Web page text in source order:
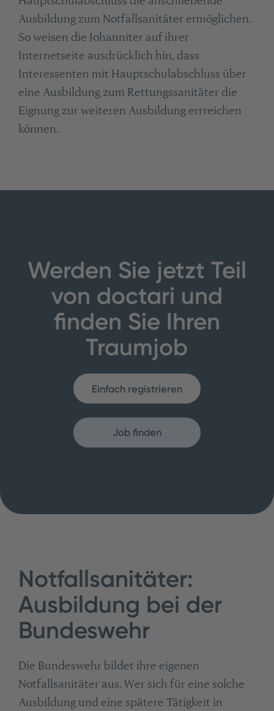
Ausbildung zum Notfallsanitäter ermöglichen.
So weisen die Johanniter auf ihrer
Internetseite ausdrücklich hin, dass
Interessenten mit Hauptschulabschluss über
eine Ausbildung zum Rettungssanitäter die
Eignung zur weiteren Ausbildung errreichen
können.
Werden Sie jetzt Teil
von doctari und
finden Sie Ihren
Traumjob
Einfach registrieren
Job finden
Notfallsanitäter:
Ausbildung bei der
Bundeswehr
Die Bundeswehr bildet ihre eigenen
Notfallsanitäter aus. Wer sich für eine solche
Ausbildung und eine spätere Tätigkeit in